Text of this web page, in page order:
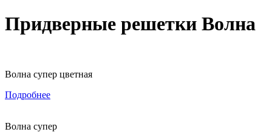
Придверные решетки Волна
Волна супер цветная
Подробнее
Волна супер